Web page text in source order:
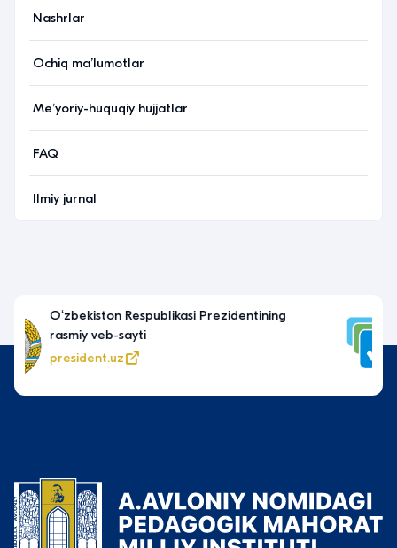
Nashrlar
Ochiq maʼlumotlar
Meʼyoriy-huquqiy hujjatlar
FAQ
Ilmiy jurnal
Yagona interaktiv davlat
xizmatlari portali
my.gov.uz